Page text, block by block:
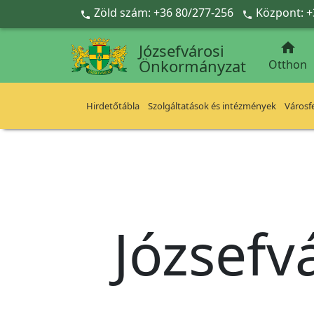
Ugrás a fő tartalomra
 Zöld szám: +36 80/277-256  Központ:
Józsefvárosi
Önkormányzat

Otthon
Hirdetőtábla Szolgáltatások és intézmények